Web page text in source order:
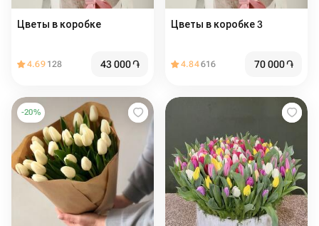
Цветы в коробке
4.69 128 43 000֏
Цветы в коробке 3
4.84616 70 000֏
-20%